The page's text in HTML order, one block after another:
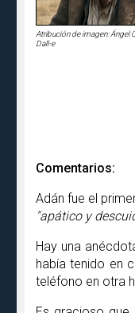
Atribución de imagen: Ángel
Dall-e
Comentarios:
Adán fue el
"apático y
Hay una
había tenido en
teléfono en otra